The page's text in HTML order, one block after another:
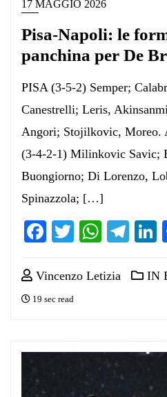
17 MAGGIO 2026
Pisa-Napoli: le
panchina per De
PISA (3-5-2) Semper;
Canestrelli; Leris,
Angori; Stojilkovic,
(3-4-2-1) Milinkovic Savic;
Buongiorno; Di Lorenzo,
Spinazzola; […]
Facebook
Twitter
Vincenzo Letizia IN
19 sec read